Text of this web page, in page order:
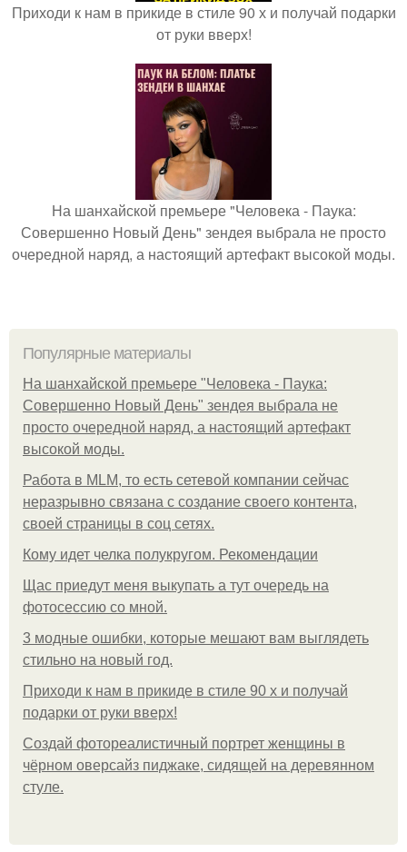
Приходи к нам в прикиде в стиле 90 х и получай подарки
от руки вверх!
На шанхайской премьере "Человека - Паука:
Совершенно Новый День" зендея выбрала не просто
очередной наряд, а настоящий артефакт высокой моды.
Популярные материалы
На шанхайской премьере "Человека - Паука:
Совершенно Новый День" зендея выбрала не
просто очередной наряд, а настоящий артефакт
высокой моды.
Работа в MLM, то есть сетевой компании сейчас
неразрывно связана с создание своего контента,
своей страницы в соц сетях.
Кому идет челка полукругом. Рекомендации
Щас приедут меня выкупать а тут очередь на
фотосессию со мной.
3 модные ошибки, которые мешают вам выглядеть
стильно на новый год.
Приходи к нам в прикиде в стиле 90 х и получай
подарки от руки вверх!
Создай фотореалистичный портрет женщины в
чёрном оверсайз пиджаке, сидящей на деревянном
стуле.